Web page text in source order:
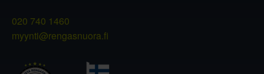
020 740 1460
myynti@rengasnuora.fi